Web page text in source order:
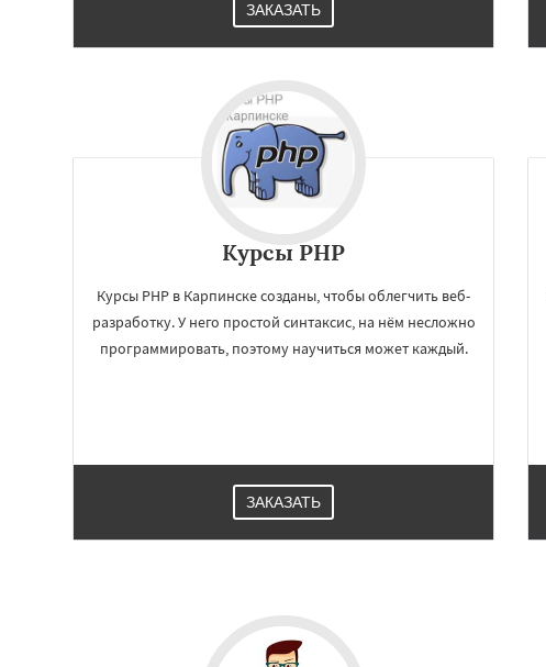
регионам
ЗАКАЗАТЬ
Курсы PHP
Курсы PHP в Карпинске созданы, чтобы облегчить веб-
разработку. У него простой синтаксис, на нём несложно
программировать, поэтому научиться может каждый.
ЗАКАЗАТЬ